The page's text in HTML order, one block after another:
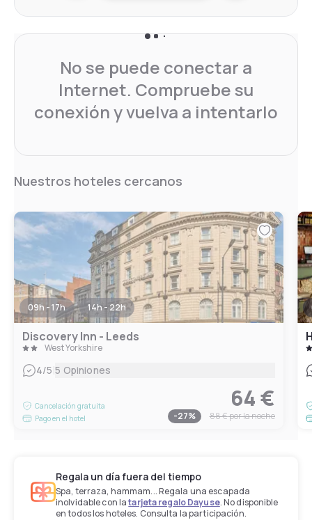
No se puede conectar a
Internet. Compruebe su
conexión y vuelva a intentarlo
Nuestros hoteles cercanos
09h - 17h 14h - 22h
Discovery Inn - Leeds
West Yorkshire
4/5|5 Opiniones
Cancelación gratuita
Pago en el hotel
64 €
-27% 88 €por la noche
Regala un día fuera del tiempo
Spa, terraza, hammam... Regala una escapada
inolvidable con latarjeta regalo Dayuse. No disponible
en todos los hoteles. Consulta la participación.